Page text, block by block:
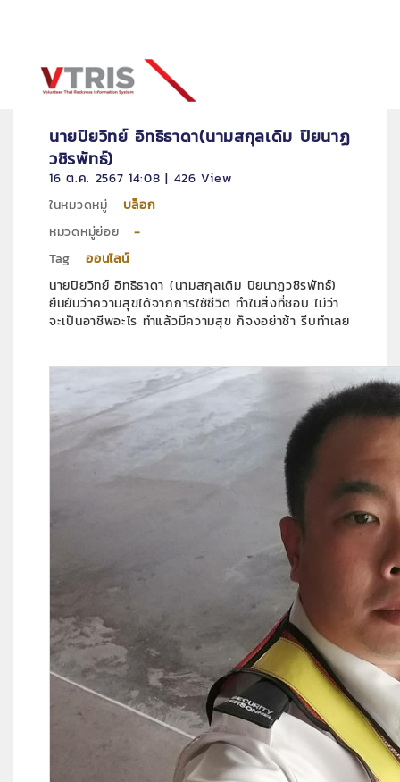
นายปิยวิทย์ อิทธิธาดา(นามสกุลเดิม ปิยนาฏ
วชิรพัทธ์)
16 ต.ค. 2567 14:08 | 426 View
ในหมวดหมู่ บล็อก
หมวดหมู่ย่อย-
Tagออนไลน์
นายปิยวิทย์ อิทธิธาดา (นามสกุลเดิม ปิยนาฏวชิรพัทธ์)
ยืนยันว่าความสุขได้จากการใช้ชีวิต ทำในสิ่งที่ชอบ ไม่ว่า
จะเป็นอาชีพอะไร ทำแล้วมีความสุข ก็จงอย่าช้า รีบทำเลย